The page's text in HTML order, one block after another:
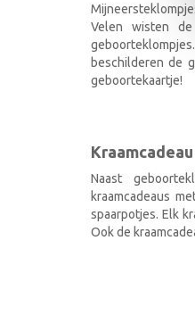
Velen wisten
beschilderen de
geboortekaartje!
Naast
kraamcadeaus
spaarpotjes. Elk
Ook de